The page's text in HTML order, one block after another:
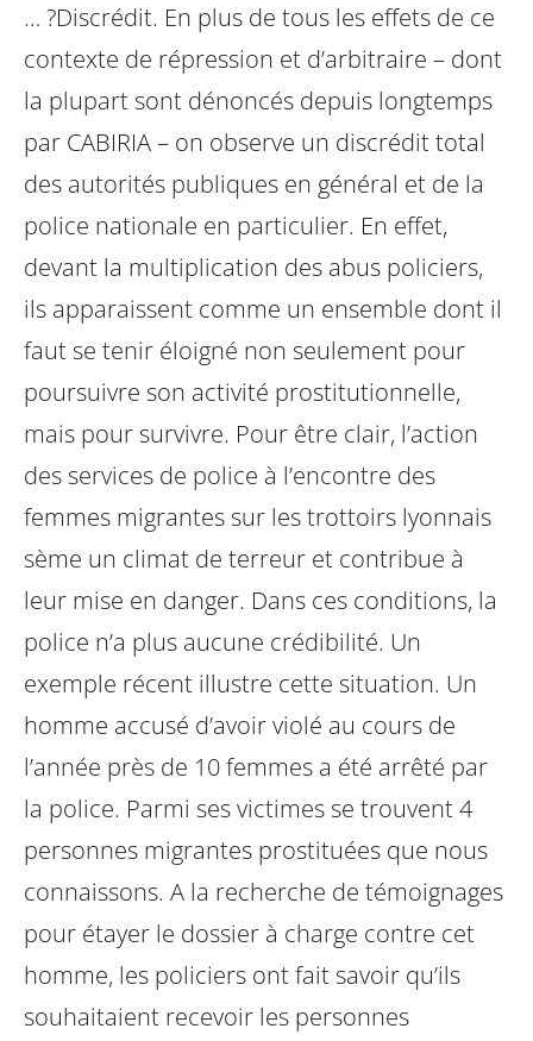
… ?Discrédit. En plus de tous les effets de ce
contexte de répression et d’arbitraire – dont
la plupart sont dénoncés depuis longtemps
par CABIRIA – on observe un discrédit total
des autorités publiques en général et de la
police nationale en particulier. En effet,
devant la multiplication des abus policiers,
ils apparaissent comme un ensemble dont il
faut se tenir éloigné non seulement pour
poursuivre son activité prostitutionnelle,
mais pour survivre. Pour être clair, l’action
des services de police à l’encontre des
femmes migrantes sur les trottoirs lyonnais
sème un climat de terreur et contribue à
leur mise en danger. Dans ces conditions, la
police n’a plus aucune crédibilité. Un
exemple récent illustre cette situation. Un
homme accusé d’avoir violé au cours de
l’année près de 10 femmes a été arrêté par
la police. Parmi ses victimes se trouvent 4
personnes migrantes prostituées que nous
connaissons. A la recherche de témoignages
pour étayer le dossier à charge contre cet
homme, les policiers ont fait savoir qu’ils
souhaitaient recevoir les personnes